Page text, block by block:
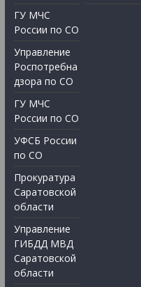
ГУ МЧС
России по СО
Управление
Роспотребна
дзора по СО
ГУ МЧС
России по СО
УФСБ России
по СО
Прокуратура
Саратовской
области
Управление
ГИБДД МВД
Саратовской
области